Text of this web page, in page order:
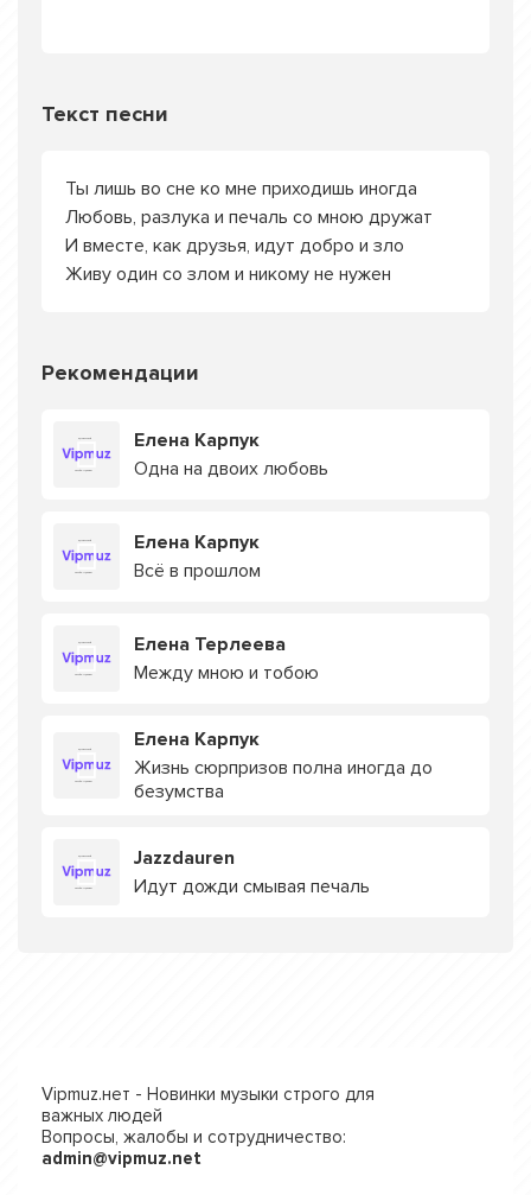
Текст песни
Ты лишь во сне ко мне приходишь иногда
Любовь, разлука и печаль со мною дружат
И вместе, как друзья, идут добро и зло
Живу один со злом и никому не нужен
Рекомендации
Елена Карпук
Одна на двоих любовь
Елена Карпук
Всё в прошлом
Елена Терлеева
Между мною и тобою
Елена Карпук
Жизнь сюрпризов полна иногда до
безумства
Jazzdauren
Идут дожди смывая печаль
Vipmuz.нет - Новинки музыки строго для
важных людей
Вопросы, жалобы и сотрудничество:
admin@vipmuz.net